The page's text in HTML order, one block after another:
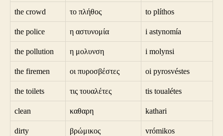
the crowd το πλήθος to plíthos
the police η αστυνομία i astynomía
the pollution η μολυνση i molynsi
the firemen οι πυροσβέστες oi pyrosvéstes
the toilets τις τουαλέτες tis toualétes
clean καθαρη kathari
dirty βρώμικος vrómikos